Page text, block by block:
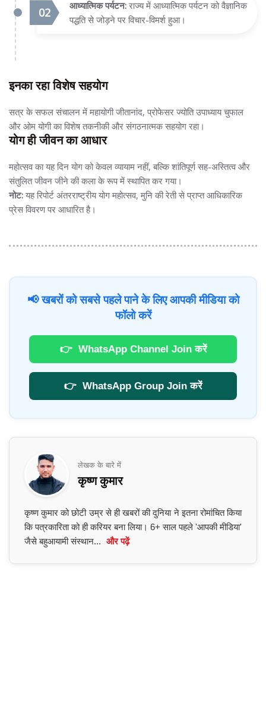
आध्यात्मिक पर्यटन: राज्य में आध्यात्मिक पर्यटन को वैज्ञानिक
पद्धति से जोड़ने पर विचार-विमर्श हुआ।
इनका रहा विशेष सहयोग
सत्र के सफल संचालन में महायोगी जीतानांद, प्रोफेसर ज्योति उपाध्याय चुफाल
और ओम योगी का विशेष तकनीकी और संगठनात्मक सहयोग रहा।
योग ही जीवन का आधार
महोत्सव का यह दिन योग को केवल व्यायाम नहीं, बल्कि शांतिपूर्ण सह-अस्तित्व और
संतुलित जीवन जीने की कला के रूप में स्थापित कर गया।
नोट: यह रिपोर्ट अंतरराष्ट्रीय योग महोत्सव, मुनि की रेती से प्राप्त आधिकारिक
प्रेस विवरण पर आधारित है।
📢 खबरों को सबसे पहले पाने के लिए आपकी मीडिया को
फॉलो करें
👉 WhatsApp Channel Join करें
👉 WhatsApp Group Join करें
लेखक के बारे में
कृष्ण कुमार
कृष्ण कुमार को छोटी उम्र से ही खबरों की दुनिया ने इतना रोमांचित किया
कि पत्रकारिता को ही करियर बना लिया। 6+ साल पहले 'आपकी मीडिया'
जैसे बहुआयामी संस्थान... और पढ़ें